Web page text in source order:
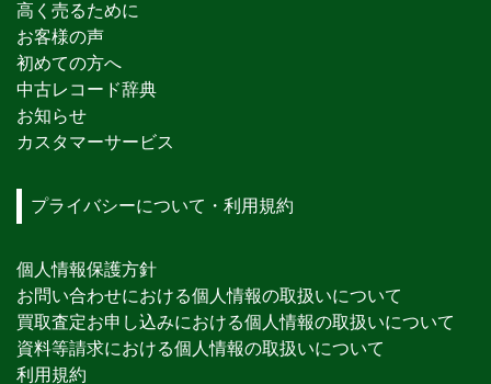
高く売るために
お客様の声
初めての方へ
中古レコード辞典
お知らせ
カスタマーサービス
プライバシーについて・利用規約
個人情報保護方針
お問い合わせにおける個人情報の取扱いについて
買取査定お申し込みにおける個人情報の取扱いについて
資料等請求における個人情報の取扱いについて
利用規約